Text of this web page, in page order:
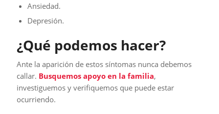
Ansiedad.
Depresión.
¿Qué podemos hacer?
Ante la aparición de estos síntomas nunca debemos
callar. Busquemos apoyo en la familia,
investiguemos y verifiquemos que puede estar
ocurriendo.